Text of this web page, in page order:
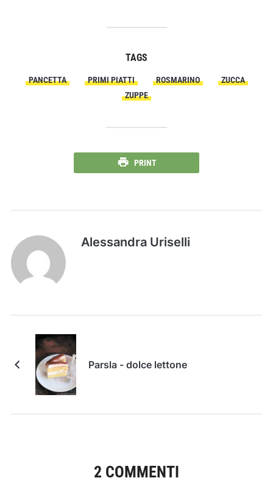
TAGS
PANCETTA PRIMI PIATTI ROSMARINO
ZUCCA
ZUPPE
PRINT
Alessandra Uriselli
Parsla - dolce lettone
2 COMMENTI